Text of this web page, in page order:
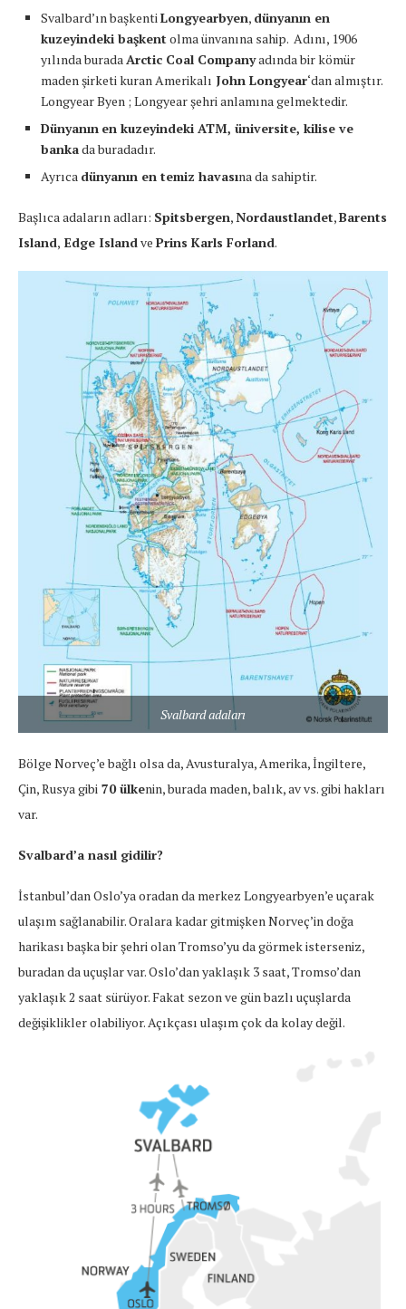
Svalbard’ın başkentiLongyearbyen, dünyanın en
kuzeyindeki başkent olma ünvanına sahip. Adını, 1906
yılında buradaArctic Coal Companyadında bir kömür
maden şirketi kuran Amerikalı John Longyear‘dan almıştır.
Longyear Byen ; Longyear şehri anlamına gelmektedir.
Dünyanın en kuzeyindeki ATM, üniversite, kilise ve
bankada buradadır.
Ayrıca dünyanın en temiz havasına da sahiptir.
Başlıca adaların adları: Spitsbergen,Nordaustlandet,Barents
Island, Edge Islandve Prins Karls Forland.
Svalbard adaları
Bölge Norveç’e bağlı olsa da, Avusturalya, Amerika, İngiltere,
Çin, Rusya gibi 70 ülkenin, burada maden, balık, av vs. gibi hakları
var.
Svalbard’a nasıl gidilir?
İstanbul’dan Oslo’ya oradan da merkez Longyearbyen’e uçarak
ulaşım sağlanabilir. Oralara kadar gitmişken Norveç’in doğa
harikası başka bir şehri olan Tromso’yu da görmek isterseniz,
buradan da uçuşlar var. Oslo’dan yaklaşık 3 saat, Tromso’dan
yaklaşık 2 saat sürüyor. Fakat sezon ve gün bazlı uçuşlarda
değişiklikler olabiliyor. Açıkçası ulaşım çok da kolay değil.